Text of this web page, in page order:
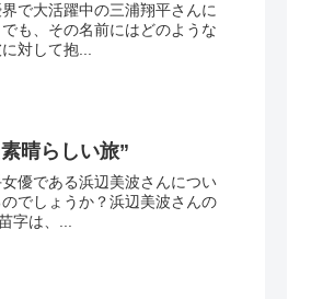
で大活躍中の三浦翔平さんに
も、その名前にはどのような
対して抱...
晴らしい旅”
優である浜辺美波さんについ
でしょうか？浜辺美波さんの
字は、...